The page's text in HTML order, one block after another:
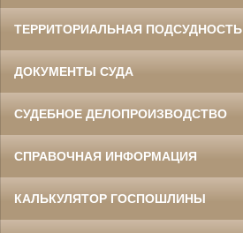
ТЕРРИТОРИАЛЬНАЯ ПОДСУДНОСТЬ
ДОКУМЕНТЫ СУДА
СУДЕБНОЕ ДЕЛОПРОИЗВОДСТВО
СПРАВОЧНАЯ ИНФОРМАЦИЯ
КАЛЬКУЛЯТОР ГОСПОШЛИНЫ